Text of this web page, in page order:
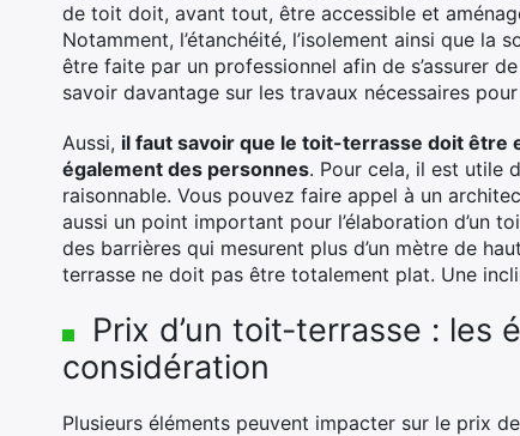
de toit doit, avant tout, être accessible et
Notamment, l’étanchéité, l’isolement ainsi que
être faite par un professionnel afin de s’assurer
savoir davantage sur les travaux nécessaires
Aussi, il faut savoir que le toit-terrasse doit être
également des personnes. Pour cela, il est utile
raisonnable. Vous pouvez faire appel à un
aussi un point important pour l’élaboration d’un
des barrières qui mesurent plus d’un mètre de
terrasse ne doit pas être totalement plat. Une
Prix d’un toit-terrasse : les
considération
Plusieurs éléments peuvent impacter sur le prix